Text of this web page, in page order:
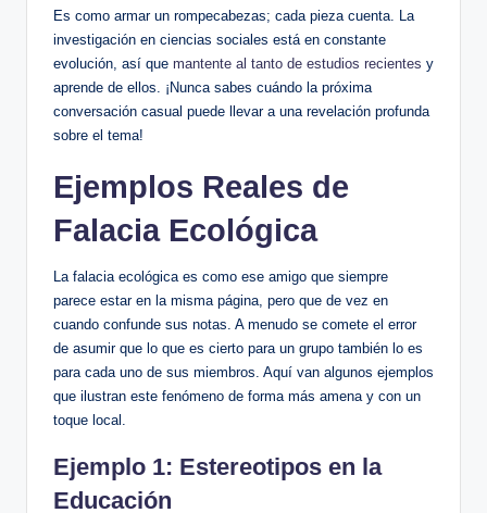
Es como armar un rompecabezas; cada pieza cuenta. La
investigación en ciencias sociales está en constante
evolución, así que mantente al tanto de estudios recientes y
aprende de ellos. ¡Nunca sabes cuándo la próxima
conversación casual puede llevar a una revelación profunda
sobre el tema!
Ejemplos Reales de
Falacia Ecológica
La falacia ecológica es como ese amigo que siempre
parece estar en la misma página, pero que de vez en
cuando confunde sus notas. A menudo se comete el error
de asumir que lo que es cierto para un grupo también lo es
para cada uno de sus miembros. Aquí van algunos ejemplos
que ilustran este fenómeno de forma más amena y con un
toque local.
Ejemplo 1: Estereotipos en la
Educación